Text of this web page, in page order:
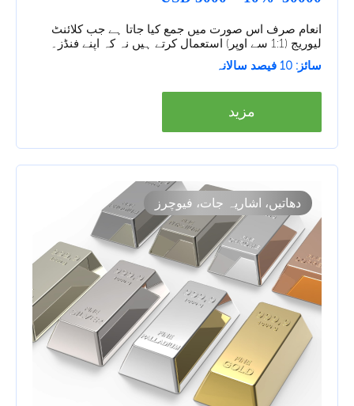
انعام صرف اس صورت میں جمع کیا جاتا ہے جب کلائنٹ
لیوریج (1:1 سے اوپر) استعمال کرتے ہیں نہ کہ اپنے فنڈز۔
سائز: 10 فیصد سالانہ
مزید
دھاتیں، اشاریہ جات، فیوچرز